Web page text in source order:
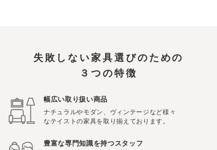
失敗しない家具選びのための
３つの特徴
幅広い取り扱い商品
ナチュラルやモダン、ヴィンテージなど様々
なテイストの家具を取り揃えております。
豊富な専門知識を持つスタッフ